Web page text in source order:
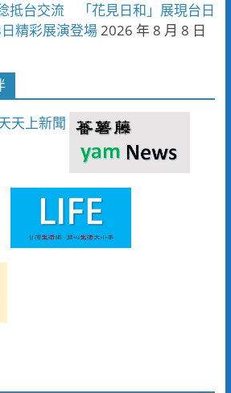
抵台交流 「花見日和」展現台日
精彩展演登場2026 年 8 月 8 日